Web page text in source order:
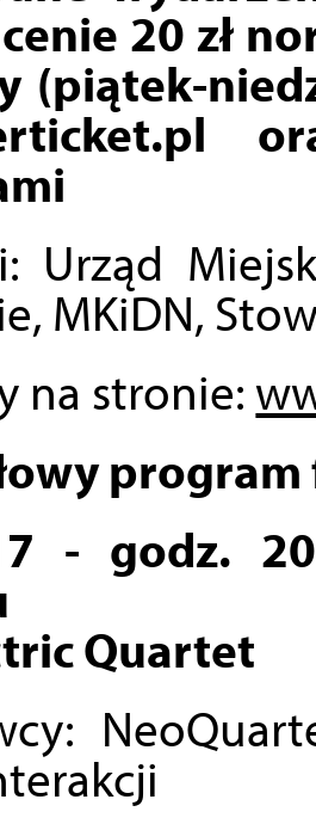
20 zł
(piątek-
Urząd
MKiDN,
na stronie:
- godz.
Quartet